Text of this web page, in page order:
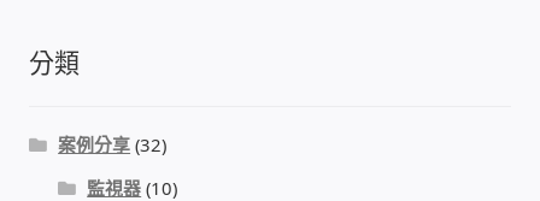
建築技術設備設置
智慧電錶、儲值、雲端 電子式電錶
分類
案例分享 (32)
監視器 (10)